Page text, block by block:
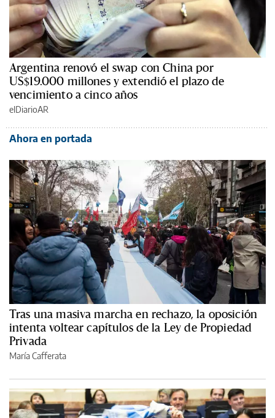
Argentina renovó el swap con China por
US$19.000 millones y extendió el plazo de
vencimiento a cinco años
elDiarioAR
Ahora en portada
Tras una masiva marcha en rechazo, la oposición
intenta voltear capítulos de la Ley de Propiedad
Privada
María Cafferata